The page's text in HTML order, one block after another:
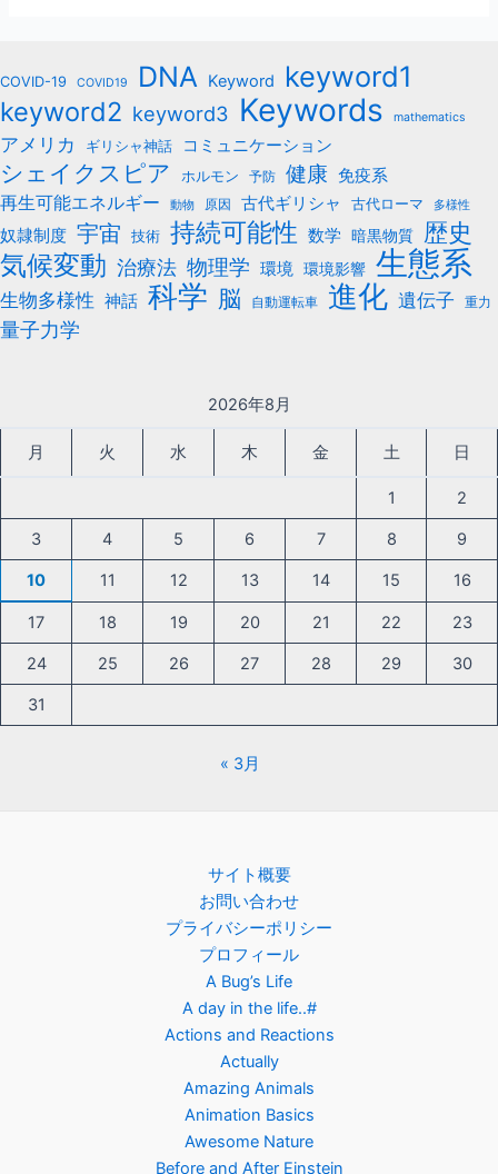
o
o
k
COVID-19 COVID19 DNA Keyword keyword1
keyword2 keyword3 Keywords mathematics
アメリカ ギリシャ神話 コミュニケーション
シェイクスピア ホルモン 予防 健康 免疫系
再生可能エネルギー
動物 原因 古代ギリシャ 古代ローマ 多様性
奴隷制度 宇宙 技術 持続可能性 数学 暗黒物質 歴史
気候変動 治療法 物理学 環境 環境影響 生態系
生物多様性 神話 科学 脳 自動運転車 進化 遺伝子 重力
量子力学
2026年8月
月 火 水 木 金 土 日
1 2
3 4 5 6 7 8 9
10 11 12 13 14 15 16
17 18 19 20 21 22 23
24 25 26 27 28 29 30
31
« 3月
サイト概要
お問い合わせ
プライバシーポリシー
プロフィール
A Bug’s Life
A day in the life..#
Actions and Reactions
Actually
Amazing Animals
Animation Basics
Awesome Nature
Before and After Einstein